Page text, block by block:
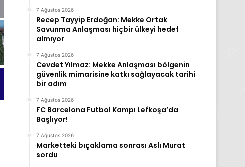
7 Ağustos 2026
Recep Tayyip Erdoğan: Mekke Ortak
Savunma Anlaşması hiçbir ülkeyi hedef
almıyor
7 Ağustos 2026
Cevdet Yılmaz: Mekke Anlaşması bölgenin
güvenlik mimarisine katkı sağlayacak tarihi
bir adım
7 Ağustos 2026
FC Barcelona Futbol Kampı Lefkoşa’da
Başlıyor!
7 Ağustos 2026
Marketteki bıçaklama sonrası Aslı Murat
sordu